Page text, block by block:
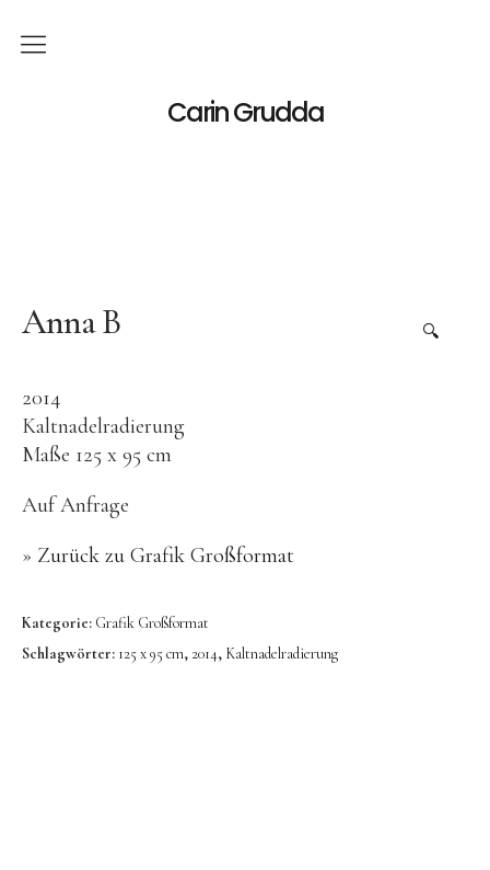
Carin Grudda
Deutsch
Großbronze
Bilder Großformat
Grafik
🔍
Anna B
2014
Kaltnadelradierung
Maße 125 x 95 cm
Auf Anfrage
» Zurück zu Grafik Großformat
Kategorie: Grafik Großformat
Schlagwörter: 125 x 95 cm, 2014, Kaltnadelradierung